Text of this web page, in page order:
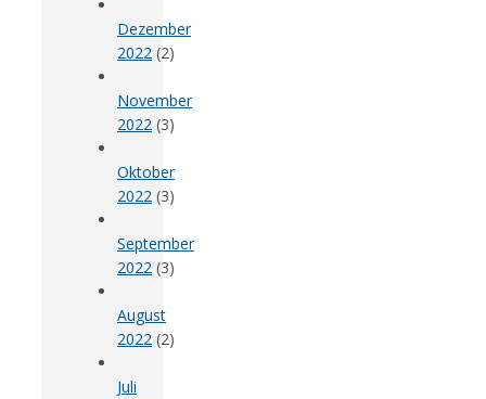
Dezember
2022 (2)
November
2022 (3)
Oktober
2022 (3)
September
2022 (3)
August
2022 (2)
Juli